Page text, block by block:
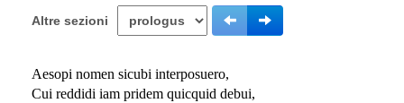
Altre sezioni
Aesopi nomen sicubi interposuero,
Cui reddidi iam pridem quicquid debui,